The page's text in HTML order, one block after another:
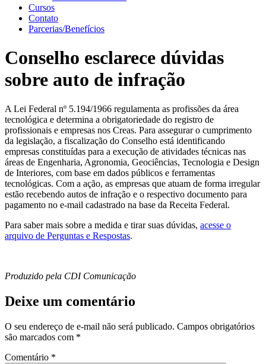
Cursos
Contato
Parcerias/Benefícios
Conselho esclarece dúvidas
sobre auto de infração
A Lei Federal nº 5.194/1966 regulamenta as profissões da área
tecnológica e determina a obrigatoriedade do registro de
profissionais e empresas nos Creas. Para assegurar o cumprimento
da legislação, a fiscalização do Conselho está identificando
empresas constituídas para a execução de atividades técnicas nas
áreas de Engenharia, Agronomia, Geociências, Tecnologia e Design
de Interiores, com base em dados públicos e ferramentas
tecnológicas. Com a ação, as empresas que atuam de forma irregular
estão recebendo autos de infração e o respectivo documento para
pagamento no e-mail cadastrado na base da Receita Federal.
Para saber mais sobre a medida e tirar suas dúvidas, acesse o
arquivo de Perguntas e Respostas.
Produzido pela CDI Comunicação
Deixe um comentário
O seu endereço de e-mail não será publicado. Campos obrigatórios
são marcados com *
Comentário *